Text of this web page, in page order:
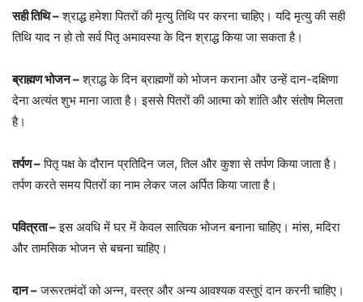
सही तिथि –श्राद्ध हमेशा पितरों की मृत्यु तिथि पर करना चाहिए। यदि मृत्यु की सही
तिथि याद न हो तो सर्व पितृ अमावस्या के दिन श्राद्ध किया जा सकता है।
ब्राह्मण भोजन –श्राद्ध के दिन ब्राह्मणों को भोजन कराना और उन्हें दान-दक्षिणा
देना अत्यंत शुभ माना जाता है। इससे पितरों की आत्मा को शांति और संतोष मिलता
है।
तर्पण –पितृ पक्ष के दौरान प्रतिदिन जल, तिल और कुशा से तर्पण किया जाता है।
तर्पण करते समय पितरों का नाम लेकर जल अर्पित किया जाता है।
पवित्रता –इस अवधि में घर में केवल सात्विक भोजन बनाना चाहिए। मांस, मदिरा
और तामसिक भोजन से बचना चाहिए।
दान –जरूरतमंदों को अन्न, वस्त्र और अन्य आवश्यक वस्तुएं दान करनी चाहिए।